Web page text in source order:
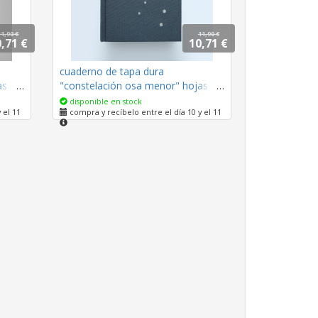
€
€
en
11
11,90 €
10,71 €
cuaderno de tapa dura
"constelación osa menor" hojas en
blanco / gris oscuro / 11 x 15 cm
disponible en stock
compra y recíbelo entre el día 10 y el 11